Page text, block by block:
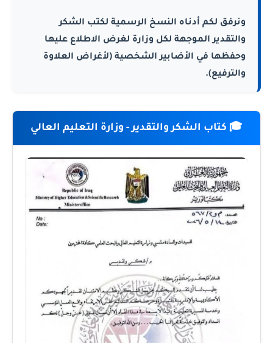
ونرفق لكم أدناه النسخ الرسمية لكتب الشكر
والتقدير الموجهة لكل وزارة لغرض الاطلاع عليها
وحفظها في الأضابير الشخصية (لأغراض العلاوة
والترفيع).
🎓 كتاب الشكر والتقدير - وزارة التعليم العالي